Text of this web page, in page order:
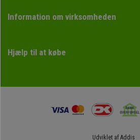
Information om virksomheden
Hjælp til at købe
Udviklet afAddis